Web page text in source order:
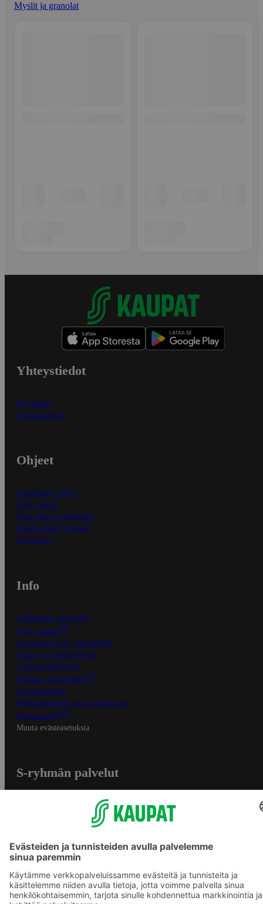
Myslit ja granolat
Yhteystiedot
Myymälät
Asiakaspalvelu
Ohjeet
Ensitilaajan ohjeet
Näin maksat
Näin tilaat ja muokkaat
Kaikki ohjeet ja vinkit
In English
Info
S-Business yrityksille
Oiva-raportit
Osuuskauppojen yhteystiedot
Tilaus- ja toimitusehdot
Tietosuojakäytäntö
Palvelun käyttöehdot
Saavutettavuus
Mobiilisovelluksen saavutettavuus
Mainostajalle
Muuta evästeasetuksia
S-ryhmän palvelut
S-ostoslista -sovellus
Prisma.fi
Sokos.fi
S-Pankki
Yhteishyvä